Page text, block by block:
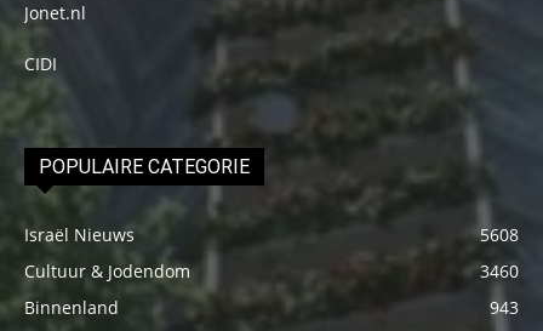
Jonet.nl
CIDI
POPULAIRE CATEGORIE
Israël Nieuws
5608
Cultuur & Jodendom
3460
Binnenland
943